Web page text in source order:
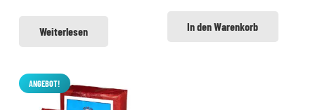
Weiterlesen In den Warenkorb
ANGEBOT!